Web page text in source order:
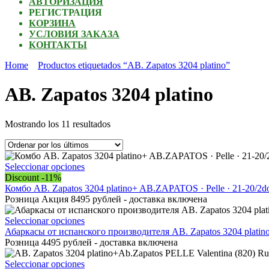
РЕГИСТРАЦИЯ
КОРЗИНА
УСЛОВИЯ ЗАКАЗА
КОНТАКТЫ
Home
Productos etiquetados “AB. Zapatos 3204 platino”
AB. Zapatos 3204 platino
Mostrando los 11 resultadosOrdenado
los
últimos
Seleccionar opcionesEste
tiene
múltiples
variantes.
Las
opciones
se
pueden
elegir
Discount -11%
Комбо AB. Zapatos 3204 platino+ AB.ZAPATOS · Pelle · 21-20/
Розница Акция 8495 рублей - доставка включена
Seleccionar opcionesEste
producto
tiene
múltiples
variantes.
Абаркасы от испанского производителя AB. Zapatos 3204
Розница 4495 рублей - доставка включена
Seleccionar opcionesEste